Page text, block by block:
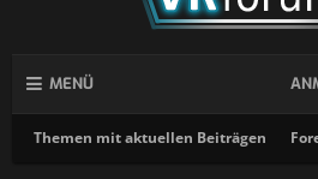
MENÜ
Themen mit aktuellen Beiträgen